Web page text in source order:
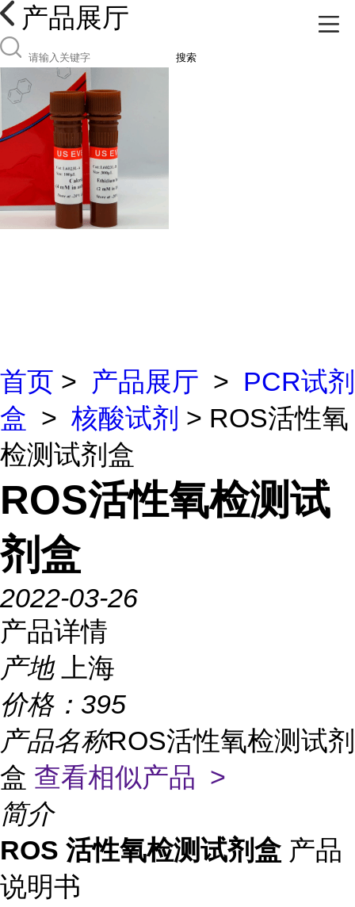
产品展厅
搜索
首页 > 产品展厅 > PCR试剂
盒 > 核酸试剂 > ROS活性氧
检测试剂盒
ROS活性氧检测试
剂盒
2022-03-26
产品详情
产地
上海
价格： 395
产品名称ROS活性氧检测试剂
盒 查看相似产品 >
简介
ROS 活性氧检测试剂盒 产品
说明书